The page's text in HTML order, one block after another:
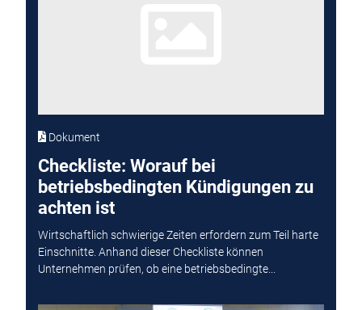
Dokument
Checkliste: Worauf bei
betriebsbedingten Kündigungen zu
achten ist
Wirtschaftlich schwierige Zeiten erfordern zum Teil harte
Einschnitte. Anhand dieser Checkliste können
Unternehmen prüfen, ob eine betriebsbedingte...